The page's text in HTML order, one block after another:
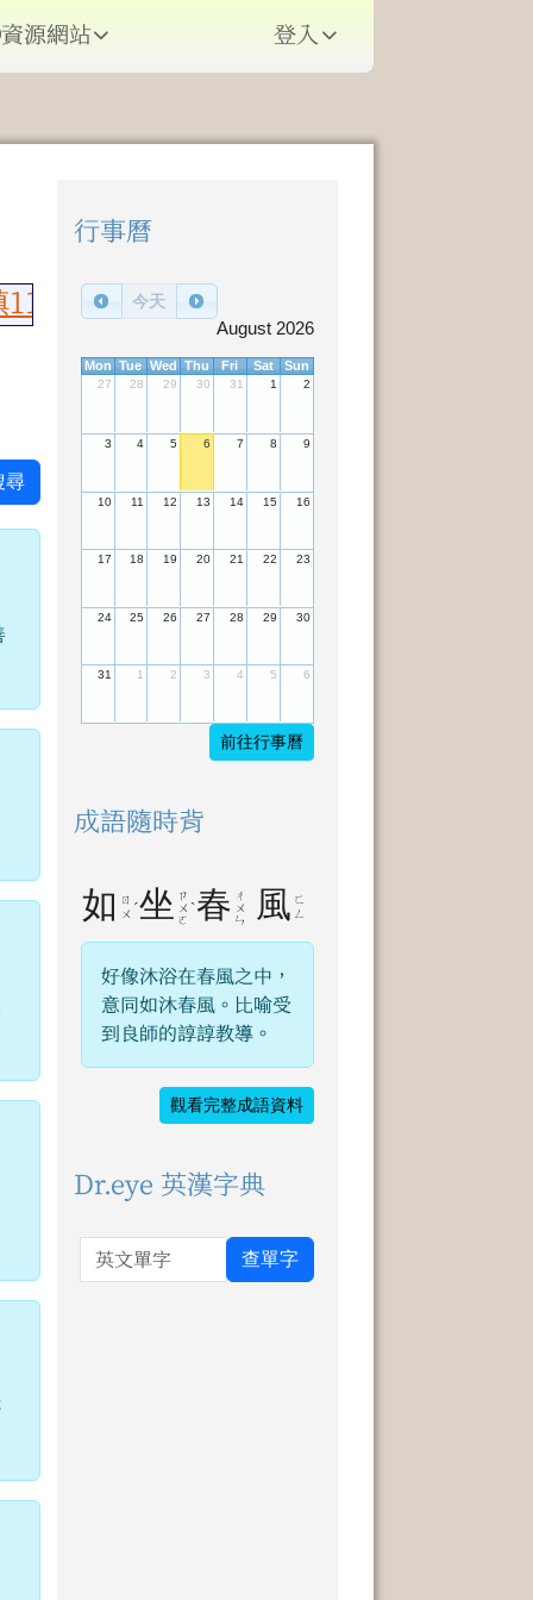
資源網站 登入
年語文競賽榮獲佳績，國語朗讀國小
尋
右邊區域內容
行事曆
今天
August 2026
Mon Tue Wed Thu Fri Sat Sun
27 28 29 30 31 1 2
3 4 5 6 7 8 9
10 11 12 13 14 15 16
17 18 19 20 21 22 23
24 25 26 27 28 29 30
31 1 2 3 4 5 6
前往行事曆
成語隨時背
如
ㄖ
ㄨ ˊ坐 ㄗ
ㄨ
ㄛ
ˋ春 ㄔ
ㄨ
ㄣ
風 ㄈ
ㄥ
好像沐浴在春風之中，
意同如沐春風。比喻受
到良師的諄諄教導。
觀看完整成語資料
Dr.eye 英漢字典
英文單字 查單字